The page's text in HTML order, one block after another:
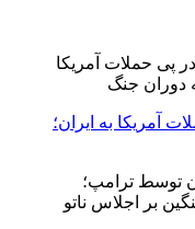
آمریکا به ایران؛